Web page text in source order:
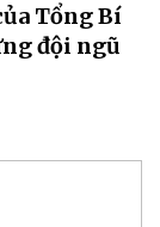
Tổng Bí
đội ngũ